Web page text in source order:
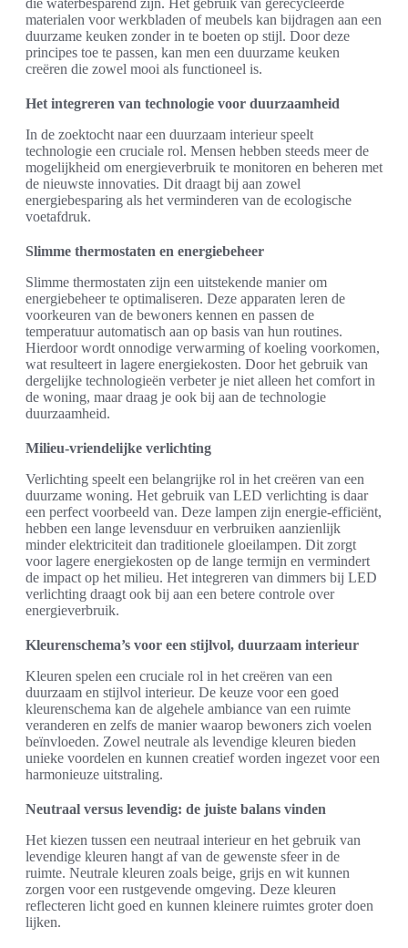
die waterbesparend zijn. Het gebruik van gerecycleerde
materialen voor werkbladen of meubels kan bijdragen aan een
duurzame keuken zonder in te boeten op stijl. Door deze
principes toe te passen, kan men een duurzame keuken
creëren die zowel mooi als functioneel is.
Het integreren van technologie voor duurzaamheid
In de zoektocht naar een duurzaam interieur speelt
technologie een cruciale rol. Mensen hebben steeds meer de
mogelijkheid om energieverbruik te monitoren en beheren met
de nieuwste innovaties. Dit draagt bij aan zowel
energiebesparing als het verminderen van de ecologische
voetafdruk.
Slimme thermostaten en energiebeheer
Slimme thermostaten zijn een uitstekende manier om
energiebeheer te optimaliseren. Deze apparaten leren de
voorkeuren van de bewoners kennen en passen de
temperatuur automatisch aan op basis van hun routines.
Hierdoor wordt onnodige verwarming of koeling voorkomen,
wat resulteert in lagere energiekosten. Door het gebruik van
dergelijke technologieën verbeter je niet alleen het comfort in
de woning, maar draag je ook bij aan de technologie
duurzaamheid.
Milieu-vriendelijke verlichting
Verlichting speelt een belangrijke rol in het creëren van een
duurzame woning. Het gebruik van LED verlichting is daar
een perfect voorbeeld van. Deze lampen zijn energie-efficiënt,
hebben een lange levensduur en verbruiken aanzienlijk
minder elektriciteit dan traditionele gloeilampen. Dit zorgt
voor lagere energiekosten op de lange termijn en vermindert
de impact op het milieu. Het integreren van dimmers bij LED
verlichting draagt ook bij aan een betere controle over
energieverbruik.
Kleurenschema’s voor een stijlvol, duurzaam interieur
Kleuren spelen een cruciale rol in het creëren van een
duurzaam en stijlvol interieur. De keuze voor een goed
kleurenschema kan de algehele ambiance van een ruimte
veranderen en zelfs de manier waarop bewoners zich voelen
beïnvloeden. Zowel neutrale als levendige kleuren bieden
unieke voordelen en kunnen creatief worden ingezet voor een
harmonieuze uitstraling.
Neutraal versus levendig: de juiste balans vinden
Het kiezen tussen een neutraal interieur en het gebruik van
levendige kleuren hangt af van de gewenste sfeer in de
ruimte. Neutrale kleuren zoals beige, grijs en wit kunnen
zorgen voor een rustgevende omgeving. Deze kleuren
reflecteren licht goed en kunnen kleinere ruimtes groter doen
lijken.